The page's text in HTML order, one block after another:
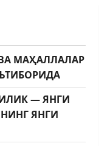
МАҲАЛЛАЛАР
— ЯНГИ
ЯНГИ